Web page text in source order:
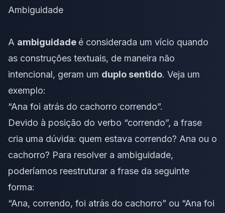
Ambiguidade
A ambiguidade é considerada um vício quando
as construções textuais, de maneira não
intencional, geram um duplo sentido. Veja um
exemplo:
“Ana foi atrás do cachorro correndo”.
Devido à posição do verbo “correndo”, a frase
cria uma dúvida: quem estava correndo? Ana ou o
cachorro? Para resolver a ambiguidade,
poderíamos reestruturar a frase da seguinte
forma:
“Ana, correndo, foi atrás do cachorro” ou “Ana foi